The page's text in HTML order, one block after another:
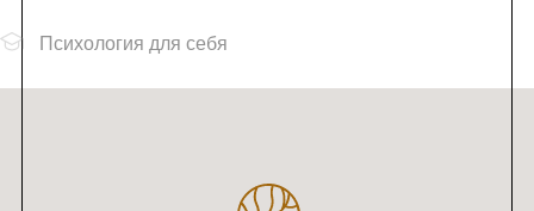
Психология для себя